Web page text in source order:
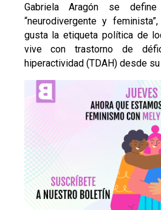
Gabriela Aragón se
“neurodivergente y
gusta la etiqueta política de
vive con trastorno de
hiperactividad (TDAH) desde